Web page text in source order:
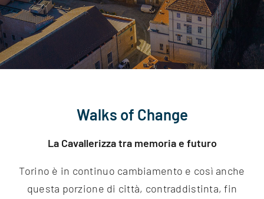
Walks of Change
La Cavallerizza tra memoria e futuro
Torino è in continuo cambiamento e così anche
questa porzione di città, contraddistinta, fin